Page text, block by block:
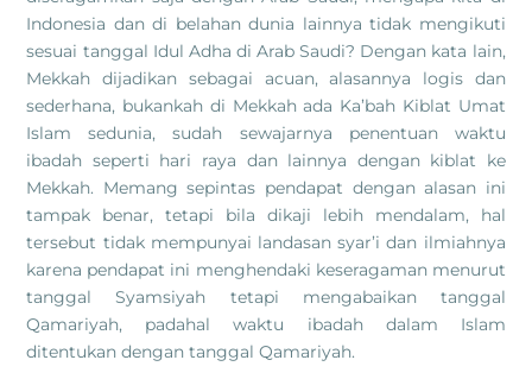
Indonesia dan di belahan dunia lainnya tidak mengikuti
sesuai tanggal Idul Adha di Arab Saudi? Dengan kata lain,
Mekkah dijadikan sebagai acuan, alasannya logis dan
sederhana, bukankah di Mekkah ada Ka’bah Kiblat Umat
Islam sedunia, sudah sewajarnya penentuan waktu
ibadah seperti hari raya dan lainnya dengan kiblat ke
Mekkah. Memang sepintas pendapat dengan alasan ini
tampak benar, tetapi bila dikaji lebih mendalam, hal
tersebut tidak mempunyai landasan syar’i dan ilmiahnya
karena pendapat ini menghendaki keseragaman menurut
tanggal Syamsiyah tetapi mengabaikan tanggal
Qamariyah, padahal waktu ibadah dalam Islam
ditentukan dengan tanggal Qamariyah.